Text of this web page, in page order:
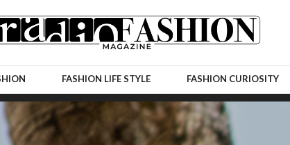
FASHION LIFE STYLE FASHION CURIOSITY